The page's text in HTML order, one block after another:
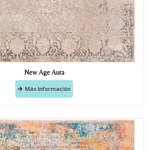
New Age Aura
Más Información
Nombre y apellido
Correo electronico*